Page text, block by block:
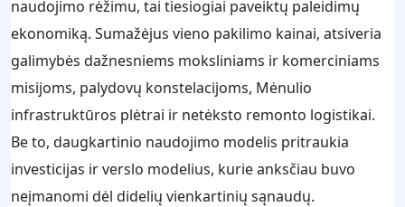
naudojimo rėžimu, tai tiesiogiai paveiktų paleidimų
ekonomiką. Sumažėjus vieno pakilimo kainai, atsiveria
galimybės dažnesniems moksliniams ir komerciniams
misijoms, palydovų konstelacijoms, Mėnulio
infrastruktūros plėtrai ir netėksto remonto logistikai.
Be to, daugkartinio naudojimo modelis pritraukia
investicijas ir verslo modelius, kurie anksčiau buvo
neįmanomi dėl didelių vienkartinių sąnaudų.